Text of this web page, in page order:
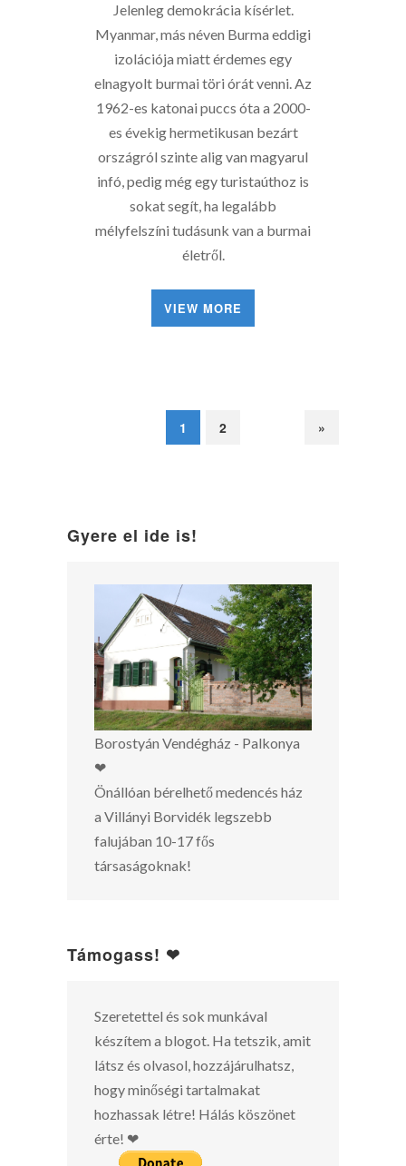
Jelenleg demokrácia kísérlet.
Myanmar, más néven Burma eddigi
izolációja miatt érdemes egy
elnagyolt burmai töri órát venni. Az
1962-es katonai puccs óta a 2000-
es évekig hermetikusan bezárt
országról szinte alig van magyarul
infó, pedig még egy turistaúthoz is
sokat segít, ha legalább
mélyfelszíni tudásunk van a burmai
életről.
VIEW MORE
1 2 »
Gyere el ide is!
Borostyán Vendégház - Palkonya
❤
Önállóan bérelhető medencés ház
a Villányi Borvidék legszebb
falujában 10-17 fős
társaságoknak!
Támogass! ❤
Szeretettel és sok munkával
készítem a blogot. Ha tetszik, amit
látsz és olvasol, hozzájárulhatsz,
hogy minőségi tartalmakat
hozhassak létre! Hálás köszönet
érte! ❤